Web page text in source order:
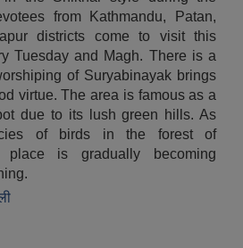
from Kathmandu, Patan,
districts come to visit this
Tuesday and Magh. There is a
of Suryabinayak brings
virtue. The area is famous as a
due to its lush green hills. As
of birds in the forest of
place is gradually becoming
Introduction